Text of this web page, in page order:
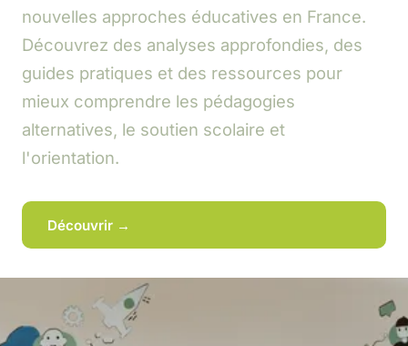
nouvelles approches éducatives en France.
Découvrez des analyses approfondies, des
guides pratiques et des ressources pour
mieux comprendre les pédagogies
alternatives, le soutien scolaire et
l'orientation.
Découvrir →